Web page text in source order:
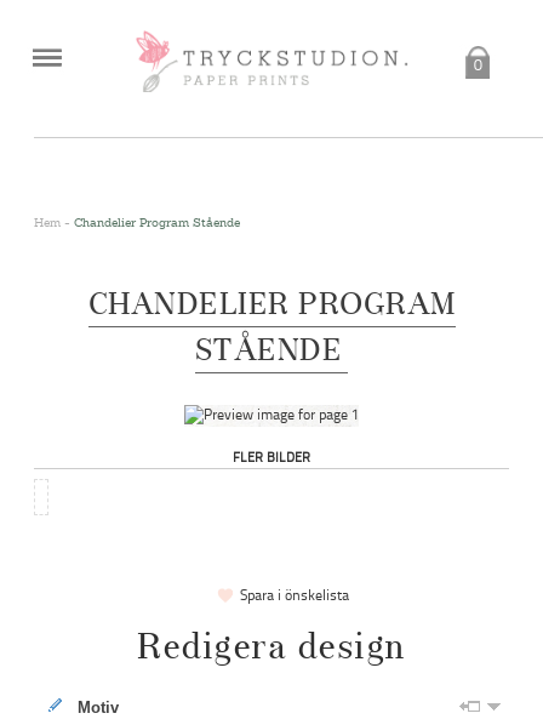
0
Hem - Chandelier Program Stående
CHANDELIER PROGRAM
STÅENDE
FLER BILDER
Spara i önskelista
Redigera design
Motiv